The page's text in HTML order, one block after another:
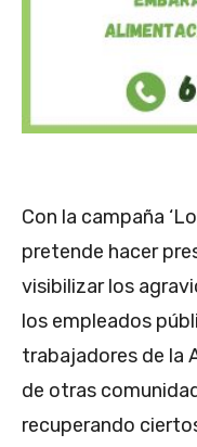
Con la campaña
pretende hacer
visibilizar los
los empleados
trabajadores de la
de otras
recuperando